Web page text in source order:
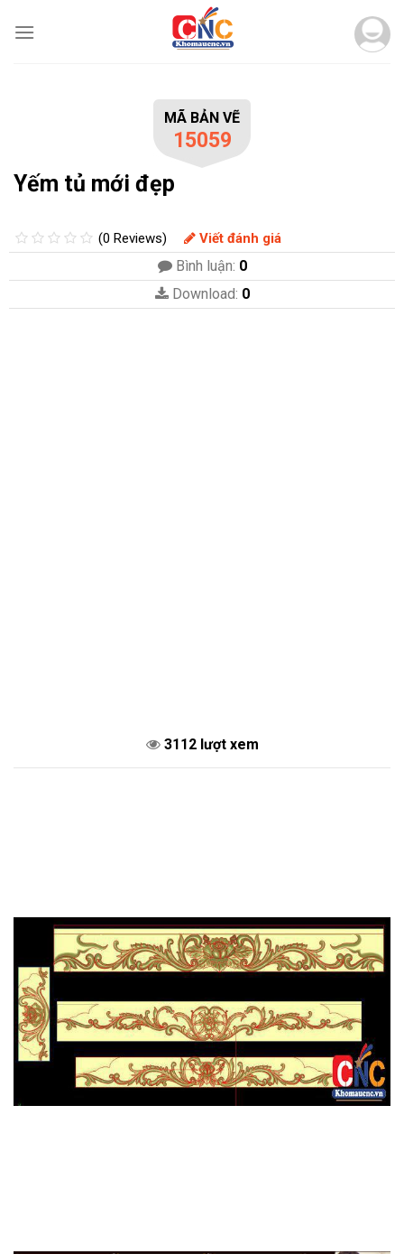
MÃ BẢN VẼ
15059
Yếm tủ mới đẹp
(0 Reviews) Viết đánh giá
Bình luận: 0
Download: 0
3112 lượt xem